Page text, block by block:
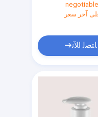
negotiable
آخر سعر
ﺎﺘﺼﻟ ﺍﻶﻧ